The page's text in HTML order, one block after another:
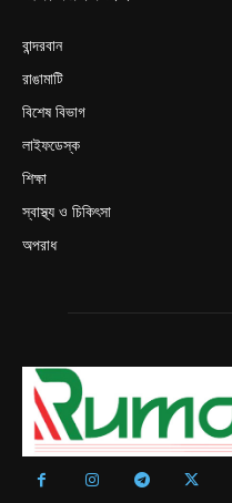
বান্দরবান
রাঙামাটি
বিশেষ বিভাগ
লাইফডেস্ক
শিক্ষা
স্বাস্থ্য ও চিকিৎসা
অপরাধ